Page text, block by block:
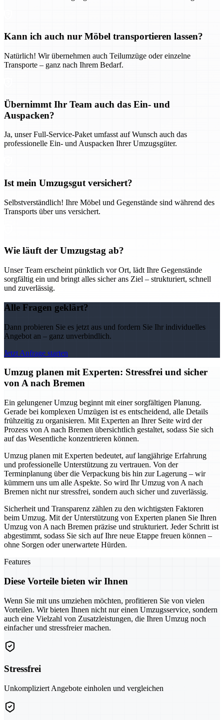
Kann ich auch nur Möbel transportieren lassen?
Natürlich! Wir übernehmen auch Teilumzüge oder einzelne
Transporte – ganz nach Ihrem Bedarf.
Übernimmt Ihr Team auch das Ein- und
Auspacken?
Ja, unser Full-Service-Paket umfasst auf Wunsch auch das
professionelle Ein- und Auspacken Ihrer Umzugsgüter.
Ist mein Umzugsgut versichert?
Selbstverständlich! Ihre Möbel und Gegenstände sind während des
Transports über uns versichert.
Wie läuft der Umzugstag ab?
Unser Team erscheint pünktlich vor Ort, lädt Ihre Gegenstände
sorgfältig ein und bringt alles sicher ans Ziel – strukturiert, schnell
und zuverlässig.
Alle Fragen geklärt?
Dann probieren Sie es jetzt aus und fordern Sie Ihr individuelles
Angebot an – ganz unverbindlich.
Jetzt Anfrage starten
Umzug planen mit Experten: Stressfrei und sicher
von A nach Bremen
Ein gelungener Umzug beginnt mit einer sorgfältigen Planung.
Gerade bei komplexen Umzügen ist es entscheidend, alle Details
frühzeitig zu organisieren. Mit Experten an Ihrer Seite wird der
Prozess von A nach Bremen übersichtlich gestaltet, sodass Sie sich
auf das Wesentliche konzentrieren können.
Umzug planen mit Experten bedeutet, auf langjährige Erfahrung
und professionelle Unterstützung zu vertrauen. Von der
Terminplanung über die Verpackung bis hin zur Lagerung – wir
kümmern uns um alle Aspekte. So wird Ihr Umzug von A nach
Bremen nicht nur stressfrei, sondern auch sicher und zuverlässig.
Sicherheit und Transparenz zählen zu den wichtigsten Faktoren
beim Umzug. Mit der Unterstützung von Experten planen Sie Ihren
Umzug von A nach Bremen präzise und strukturiert. Jeder Schritt ist
abgestimmt, sodass Sie sich auf Ihre neue Etappe freuen können –
ohne Sorgen oder unerwartete Hürden.
Features
Diese Vorteile bieten wir Ihnen
Wenn Sie mit uns umziehen möchten, profitieren Sie von vielen
Vorteilen. Wir bieten Ihnen nicht nur einen Umzugsservice, sondern
auch eine Vielzahl von Zusatzleistungen, die Ihren Umzug noch
einfacher und stressfreier machen.
Stressfrei
Unkompliziert Angebote einholen und vergleichen